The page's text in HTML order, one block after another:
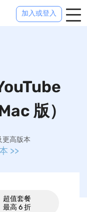
加入或登入
版）
更高版本
超值套餐
最高 6 折